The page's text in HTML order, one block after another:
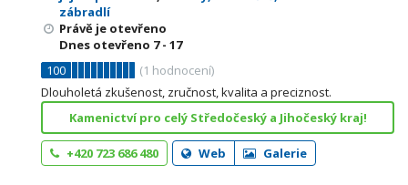
zábradlí
Právě je otevřeno
Dnes otevřeno 7 - 17
100
(1 hodnocení)
Dlouholetá zkušenost, zručnost, kvalita a preciznost.
Kamenictví pro celý Středočeský a Jihočeský kraj!
+420 723 686 480 Web Galerie